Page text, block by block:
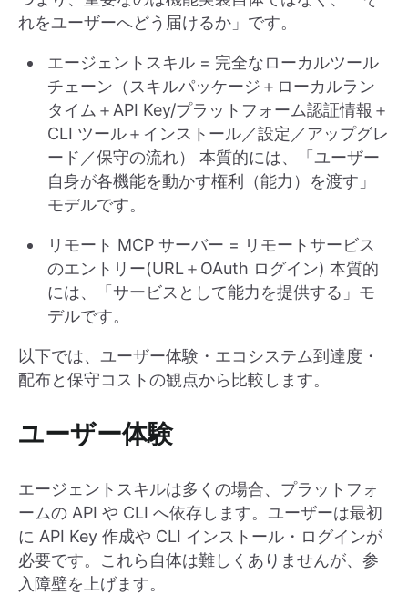
れをユーザーへどう届けるか」です。
エージェントスキル = 完全なローカルツール
チェーン（スキルパッケージ＋ローカルラン
タイム＋API Key/プラットフォーム認証情報＋
CLI ツール＋インストール／設定／アップグレ
ード／保守の流れ） 本質的には、「ユーザー
自身が各機能を動かす権利（能力）を渡す」
モデルです。
リモート MCP サーバー = リモートサービス
のエントリー(URL＋OAuth ログイン) 本質的
には、「サービスとして能力を提供する」モ
デルです。
以下では、ユーザー体験・エコシステム到達度・
配布と保守コストの観点から比較します。
ユーザー体験
エージェントスキルは多くの場合、プラットフォ
ームの API や CLI へ依存します。ユーザーは最初
に API Key 作成や CLI インストール・ログインが
必要です。これら自体は難しくありませんが、参
入障壁を上げます。